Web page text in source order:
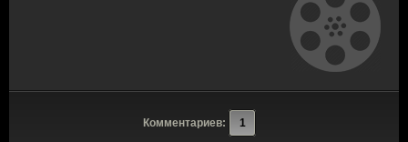
Комментариев: 1